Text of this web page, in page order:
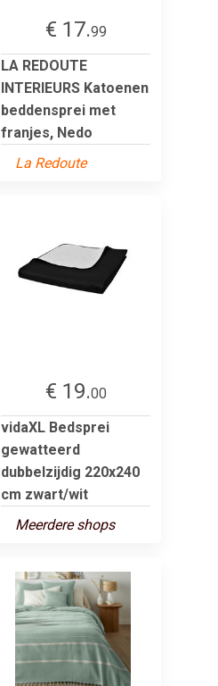
€ 17.99
LA REDOUTE
INTERIEURS Katoenen
beddensprei met
franjes, Nedo
La Redoute
€ 19.00
vidaXL Bedsprei
gewatteerd
dubbelzijdig 220x240
cm zwart/wit
Meerdere shops